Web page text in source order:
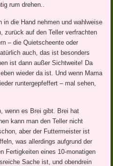
rum drehen..
die Hand nehmen und wahlweise
zurück auf den Teller verfrachten
– die Quietscheente oder
auch, das ist besonders
ist dann außer Sichtweite! Da
wieder da ist. Und wenn Mama
runtergepfeffert – mal sehen,
wenn es Brei gibt. Brei hat
kann man den Teller nicht
aber der Futtermeister ist
was allerdings aufgrund der
Fertigkeiten eines 10-monatigen
Sache ist, und obendrein